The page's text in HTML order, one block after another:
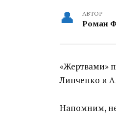
АВТОР
Роман
«Жертвами»
Линченко и
Напомним,